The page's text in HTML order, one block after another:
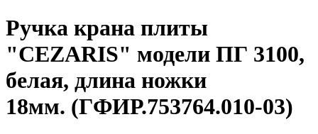
Ручка крана плиты
"CEZARIS" модели ПГ 3100,
белая, длина ножки
18мм. (ГФИР.753764.010-03)